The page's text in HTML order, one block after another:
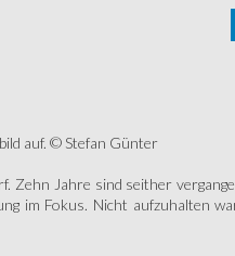
auf. © Stefan Günter
Zehn Jahre sind seither
im Fokus. Nicht aufzuhalten